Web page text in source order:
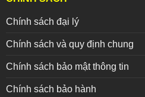
Chính sách đại lý
Chính sách và quy định chung
Chính sách bảo mật thông tin
Chính sách bảo hành